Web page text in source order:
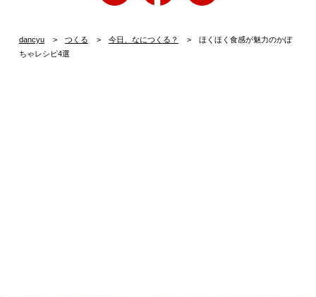
dancyu つくる 今日、なにつくる？
ほくほく食感が魅力のかぼ
ちゃレシピ4選